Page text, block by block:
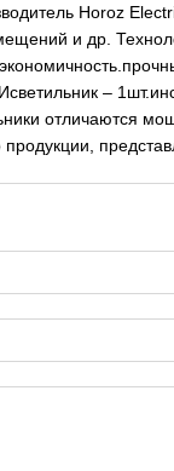
Horoz
и др.
–
отличаются